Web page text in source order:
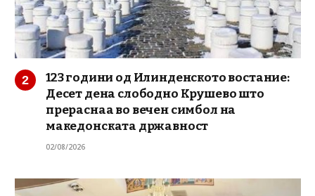
123 години од Илинденското востание:
Десет дена слободно Крушево што
прераснаа во вечен симбол на
македонската државност
02/08/2026